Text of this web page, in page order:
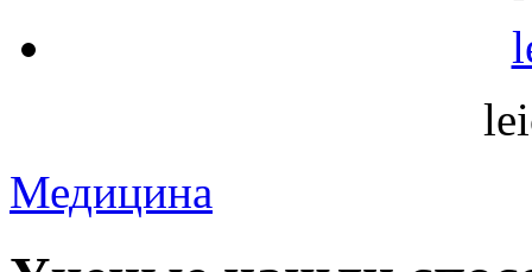
Медицина